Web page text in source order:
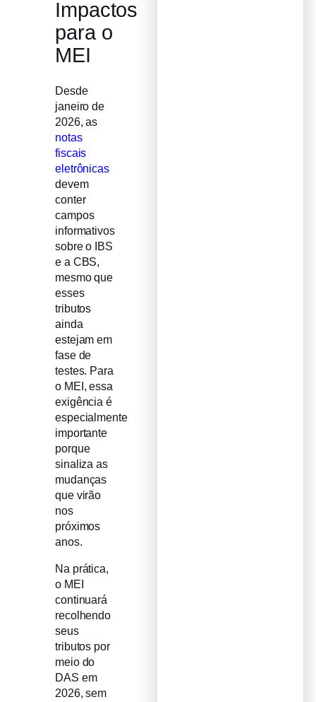
Impactos
para o
MEI
Desde
janeiro de
2026, as
notas
fiscais
eletrônicas
devem
conter
campos
informativos
sobre o IBS
e a CBS,
mesmo que
esses
tributos
ainda
estejam em
fase de
testes. Para
o MEI, essa
exigência é
especialmente
importante
porque
sinaliza as
mudanças
que virão
nos
próximos
anos.
Na prática,
o MEI
continuará
recolhendo
seus
tributos por
meio do
DAS em
2026, sem